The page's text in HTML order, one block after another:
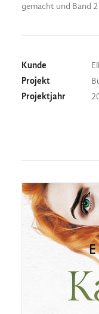
gemacht und Band
Kunde
Projekt
Projektjahr